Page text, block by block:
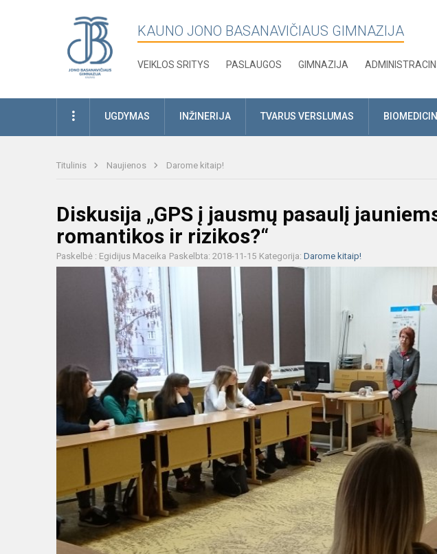
KAUNO JONO BASANAVIČIAUS GIMNAZIJA
VEIKLOS SRITYS PASLAUGOS GIMNAZIJA
UGDYMAS INŽINERIJA TVARUS VERSLUMAS
Titulinis Naujienos Darome kitaip!
Diskusija „GPS į jausmų pasaulį
romantikos ir rizikos?“
Paskelbė : Egidijus Maceika Paskelbta: 2018-11-15 Kategorija: Darome kitaip!